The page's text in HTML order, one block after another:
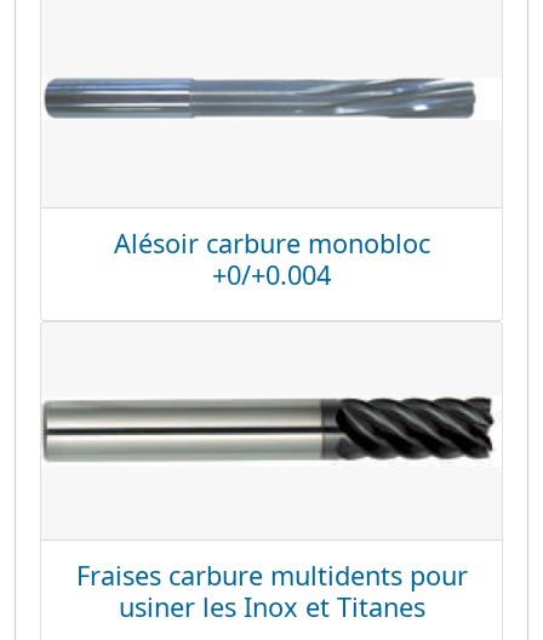
Alésoir carbure monobloc
+0/+0.004
Fraises carbure multidents pour
usiner les Inox et Titanes